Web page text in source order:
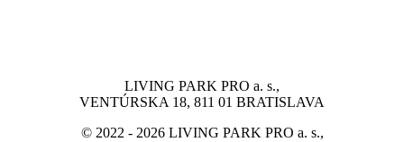
LIVING PARK PRO a. s.,
VENTÚRSKA 18, 811 01 BRATISLAVA
© 2022 - 2026 LIVING PARK PRO a. s.,